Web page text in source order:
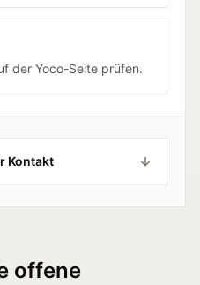
der Yoco-Seite prüfen.
Kontakt
offene